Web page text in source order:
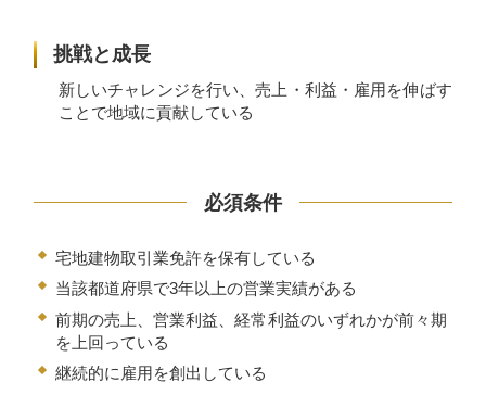
挑戦と成長
新しいチャレンジを行い、売上・利益・雇用を伸ばす
ことで地域に貢献している
必須条件
宅地建物取引業免許を保有している
当該都道府県で3年以上の営業実績がある
前期の売上、営業利益、経常利益のいずれかが前々期
を上回っている
継続的に雇用を創出している